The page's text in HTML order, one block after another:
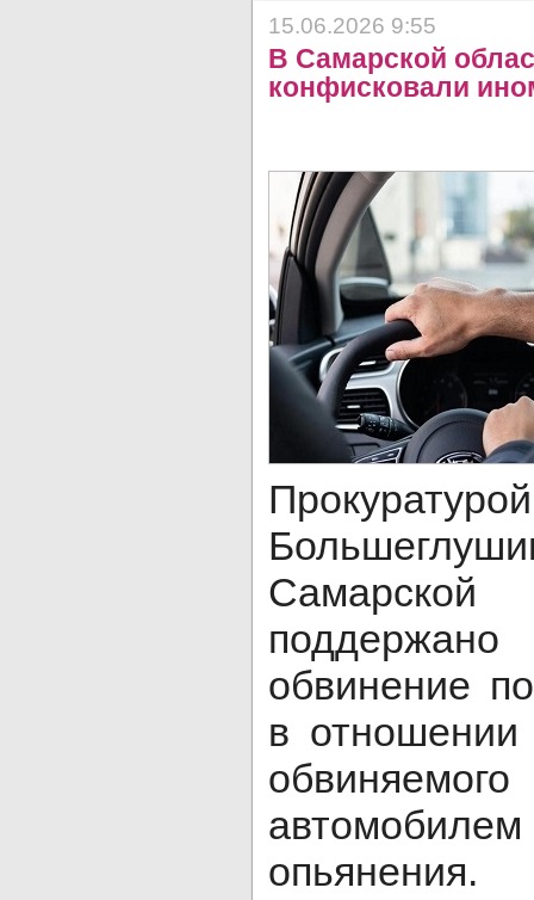
15.06.2026 9:55
В Самарской
конфисковали
Прокуратурой
поддержано
обвинение
в отношении
опьянения.